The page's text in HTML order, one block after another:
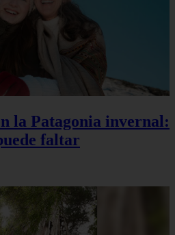
la Patagonia invernal:
faltar